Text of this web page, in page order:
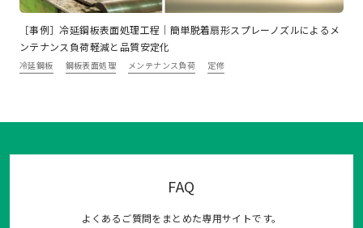
［事例］冷延鋼板表面処理工程｜簡単脱着扇形スプレーノズルによるメ
ンテナンス負荷軽減と品質安定化
冷延鋼板 鋼板表面処理 メンテナンス負荷 定修
FAQ
よくあるご質問をまとめた専用サイトです。